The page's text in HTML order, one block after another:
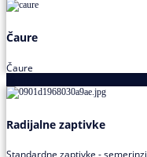
Čaure
Čaure
Radijalne zaptivke